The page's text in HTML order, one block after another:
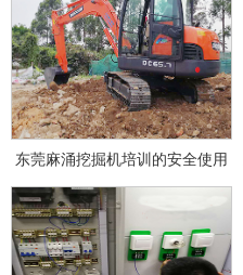
东莞麻涌挖掘机培训的安全使用